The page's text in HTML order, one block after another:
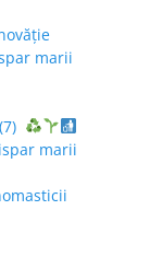
marii
marii